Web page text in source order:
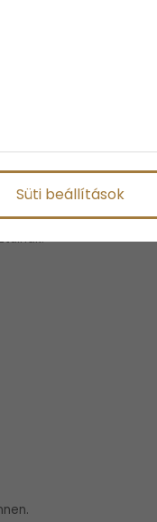
Süti beállítások